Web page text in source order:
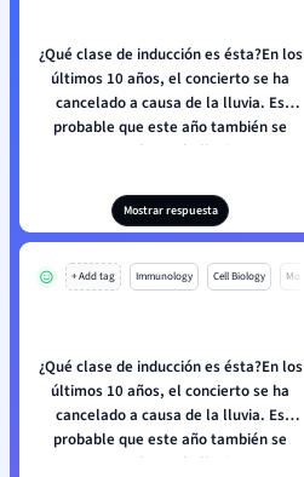
¿Qué clase de inducción es ésta?En los
últimos 10 años, el concierto se ha
cancelado a causa de la lluvia. Es
probable que este año también se
cancele por la lluvia.
Mostrar respuesta
+ Add tag Immunology Cell Biology Mo
¿Qué clase de inducción es ésta?En los
últimos 10 años, el concierto se ha
cancelado a causa de la lluvia. Es
probable que este año también se
cancele por la lluvia.